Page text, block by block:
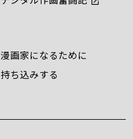
漫画家になるために
持ち込みする